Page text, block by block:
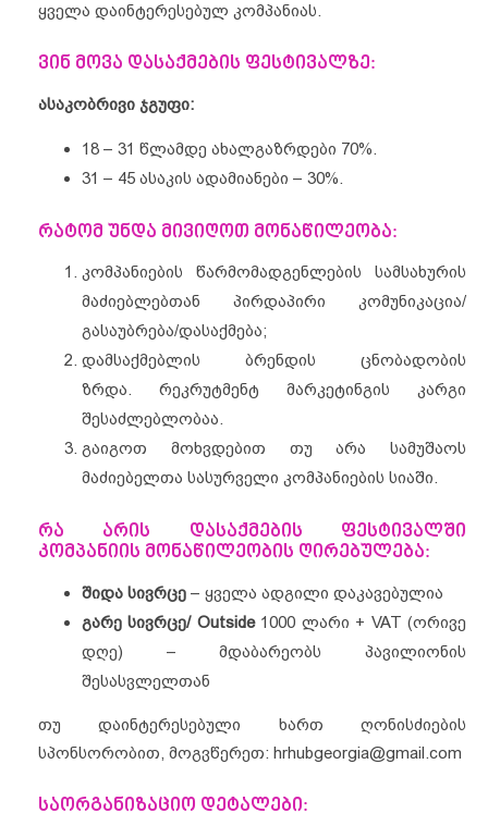
ყველა დაინტერესებულ კომპანიას.
ვინ მოვა დასაქმების ფესტივალზე:
ასაკობრივი ჯგუფი:
18 – 31 წლამდე ახალგაზრდები 70%.
31 – 45 ასაკის ადამიანები – 30%.
რატომ უნდა მივიღოთ მონაწილეობა:
კომპანიების წარმომადგენლების სამსახურის
მაძიებლებთან პირდაპირი კომუნიკაცია/
გასაუბრება/დასაქმება;
დამსაქმებლის ბრენდის ცნობადობის
ზრდა. რეკრუტმენტ მარკეტინგის კარგი
შესაძლებლობაა.
გაიგოთ მოხვდებით თუ არა სამუშაოს
მაძიებელთა სასურველი კომპანიების სიაში.
რა არის დასაქმების ფესტივალში
კომპანიის მონაწილეობის ღირებულება:
შიდა სივრცე – ყველა ადგილი დაკავებულია
გარე სივრცე/ Outside 1000 ლარი + VAT (ორივე
დღე) – მდაბარეობს პავილიონის
შესასვლელთან
თუ დაინტერესებული ხართ ღონისძიების
სპონსორობით, მოგვწერეთ: hrhubgeorgia@gmail.com
საორგანიზაციო დეტალები: